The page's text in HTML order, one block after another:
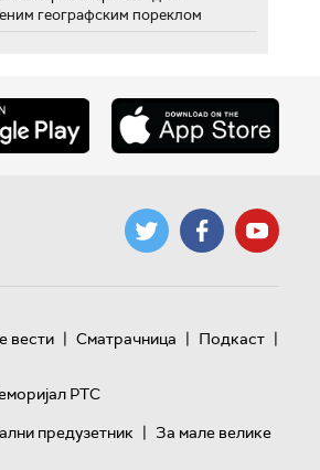
географским пореклом
вести | Сматрачница | Подкаст |
РТС
предузетник | За мале велике